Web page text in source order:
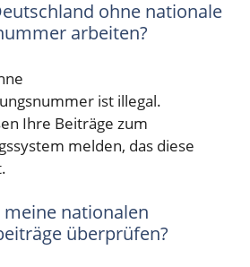
ohne nationale
arbeiten?
ist illegal.
Ihre Beiträge zum
melden, das diese
meine nationalen
überprüfen?